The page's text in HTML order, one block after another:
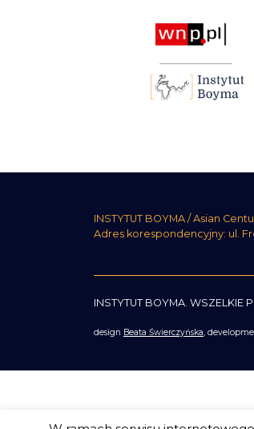
INSTYTUT BOYMA / Asian
Adres korespondencyjny: ul.
INSTYTUT BOYMA. WSZELKIE
design Beata Świerczyńska,